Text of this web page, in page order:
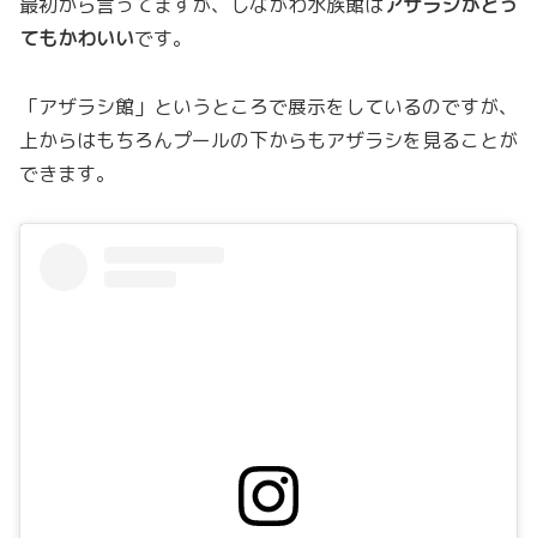
てもかわいいです。
「アザラシ館」というところで展示をしているのですが、
上からはもちろんプールの下からもアザラシを見ることが
できます。